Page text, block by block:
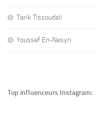
Tarik Tissoudali
Youssef En-Nesyri
Top influenceurs Instagram: